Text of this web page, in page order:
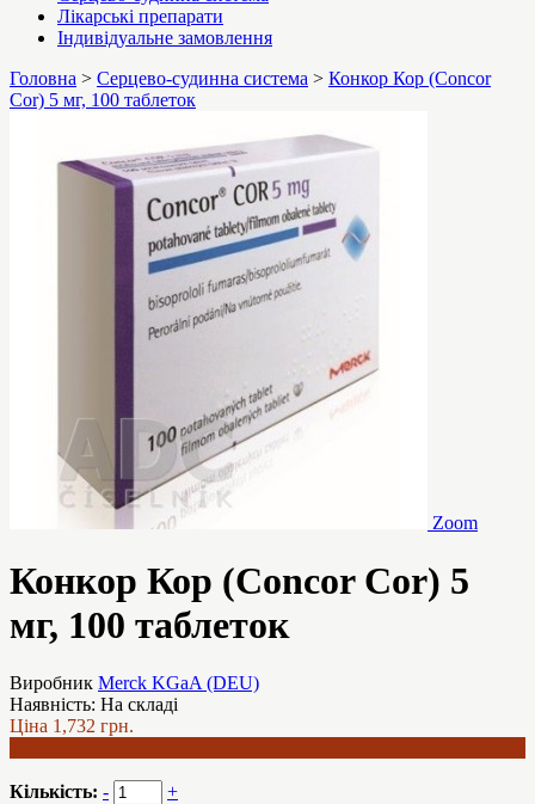
Лікарські препарати
Індивідуальне замовлення
Головна > Серцево-судинна система > Конкор Кор (Concor
Cor) 5 мг, 100 таблеток
Zoom
Конкор Кор (Concor Cor) 5
мг, 100 таблеток
Виробник Merck KGaA (DEU)
Наявність: На складі
Ціна 1,732 грн.
Кількість: - +